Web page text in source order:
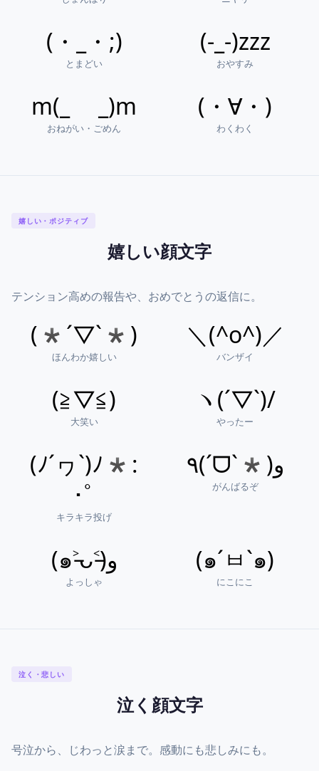
(・_・;)
とまどい
(-_-)zzz
おやすみ
m(_ _)m
おねがい・ごめん
(・∀・)
わくわく
嬉しい・ポジティブ
嬉しい顔文字
テンション高めの報告や、おめでとうの返信に。
(*´▽`*)
ほんわか嬉しい
＼(^o^)／
バンザイ
(≧▽≦)
大笑い
ヽ(´▽`)/
やったー
(ﾉ´ヮ`)ﾉ*:
･ﾟ
キラキラ投げ
٩(ˊᗜˋ*)و
がんばるぞ
(๑˃̵ᴗ˂̵)و
よっしゃ
(๑´ㅂ`๑)
にこにこ
泣く・悲しい
泣く顔文字
号泣から、じわっと涙まで。感動にも悲しみにも。